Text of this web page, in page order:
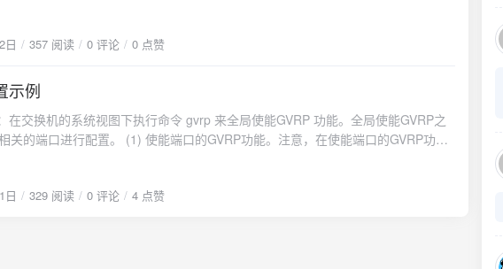
2/0/0 ip address 23.0.0.1 8 quit interface GigabitEthernet 0/0/0 ip address
0 network 13.0.0.0 0.255.255.255 network 23.0.0.0 0.255.255.255 quit area 3
192.168.0.1 24 quit interface GigabitEthernet 2/0/1 ip address 3.0.0.1 8 quit
0/0/1 ip address 13.0.0.2 8 quit interface GigabitEthernet 0/0/0 ip
display ospf [ process-id ] routing 查看路由
由表。
GigabitEthernet 0/0/0 ip address 10.0.0.2 30静态配置：ip route-static
0/0/1 ip address 23.0.0.1 30 quit使用 display iprouting-table 命令查看其P路由
日 357 阅读 0 评论 0 点赞
示例
在交换机的系统视图下执行命令 gvrp 来全局使能GVRP 功能。全局使能GVRP之
关的端口进行配置。 (1) 使能端口的GVRP功能。注意，在使能端口的GVRP功能
vlan 100 quit interface GigabitEthernet 0/0/1 gvrp port link-type
日 329 阅读 0 评论 4 点赞